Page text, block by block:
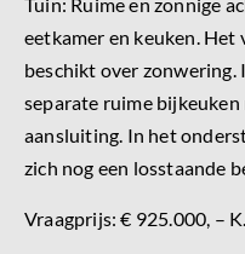
Tuin: Ruime en zonnige
eetkamer en keuken.
beschikt over
separate ruime
aansluiting. In het
zich nog een losstaande
Vraagprijs: € 925.000, –